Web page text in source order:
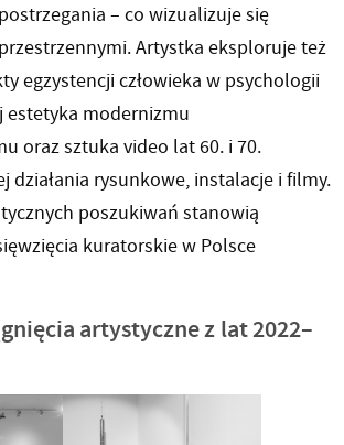
– co wizualizuje się
Artystka eksploruje też
egzystencji człowieka w psychologii
estetyka modernizmu
oraz sztuka video lat 60. i 70.
działania rysunkowe, instalacje i filmy.
poszukiwań stanowią
kuratorskie w Polsce
artystyczne z lat 2022–